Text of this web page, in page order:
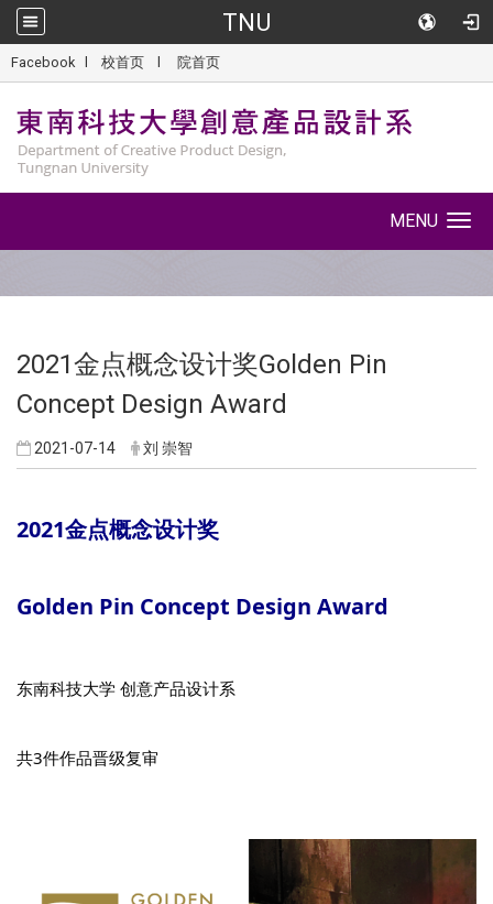
TNU
Facebookl 校首页 院首页
navigation
MENU
2021金点概念设计奖Golden Pin
Concept Design Award
2021-07-14 刘 崇智
2021金点概念设计奖
Golden Pin Concept Design Award
东南科技大学 创意产品设计系
共3件作品晋级复审